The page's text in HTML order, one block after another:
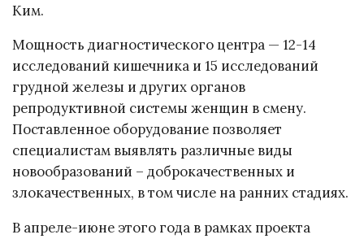
Ким.
Мощность диагностического центра — 12-14
исследований кишечника и 15 исследований
грудной железы и других органов
репродуктивной системы женщин в смену.
Поставленное оборудование позволяет
специалистам выявлять различные виды
новообразований – доброкачественных и
злокачественных, в том числе на ранних стадиях.
В апреле-июне этого года в рамках проекта